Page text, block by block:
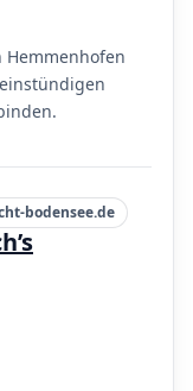
Hemmenhofen
bodensee.de